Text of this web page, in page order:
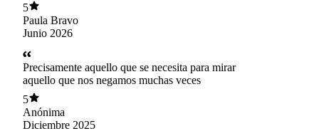
5
Paula Bravo
Junio 2026
Precisamente aquello que se necesita para mirar
aquello que nos negamos muchas veces
5
Anónima
Diciembre 2025